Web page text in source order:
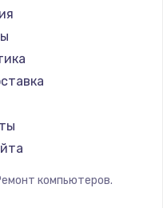
компьютеров.